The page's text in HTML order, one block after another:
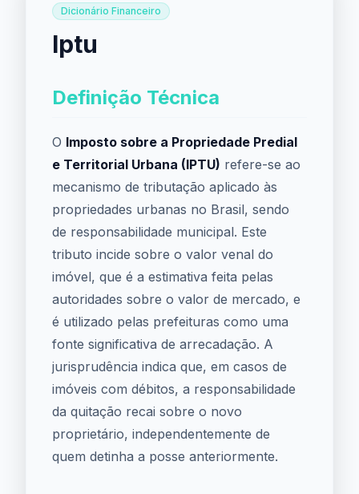
Dicionário Financeiro
Iptu
Definição Técnica
O Imposto sobre a Propriedade Predial
e Territorial Urbana (IPTU) refere-se ao
mecanismo de tributação aplicado às
propriedades urbanas no Brasil, sendo
de responsabilidade municipal. Este
tributo incide sobre o valor venal do
imóvel, que é a estimativa feita pelas
autoridades sobre o valor de mercado, e
é utilizado pelas prefeituras como uma
fonte significativa de arrecadação. A
jurisprudência indica que, em casos de
imóveis com débitos, a responsabilidade
da quitação recai sobre o novo
proprietário, independentemente de
quem detinha a posse anteriormente.